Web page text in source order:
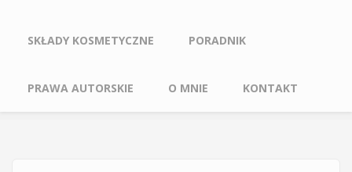
SKŁADY KOSMETYCZNE PORADNIK
PRAWA AUTORSKIE O MNIE KONTAKT